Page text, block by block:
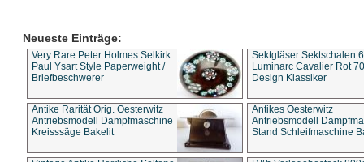
Neueste Einträge:
Very Rare Peter Holmes Selkirk
Paul Ysart Style Paperweight /
Briefbeschwerer
Sektgläser Sektschalen
Luminarc Cavalier Rot
Design Klassiker
Antike Rarität Orig. Oesterwitz
Antriebsmodell Dampfmaschine
Kreisssäge Bakelit
Antikes Oesterwitz
Antriebsmodell
Stand Schleifmaschine